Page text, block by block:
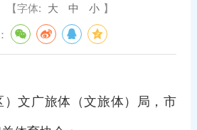
【字体: 大 中 小 】
文广旅体（文旅体）局，市